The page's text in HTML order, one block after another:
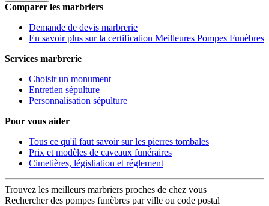
Comparer les marbriers
Demande de devis marbrerie
En savoir plus sur la certification Meilleures Pompes Funèbres
Services marbrerie
Choisir un monument
Entretien sépulture
Personnalisation sépulture
Pour vous aider
Tous ce qu'il faut savoir sur les pierres tombales
Prix et modèles de caveaux funéraires
Cimetières, législiation et réglement
Trouvez les meilleurs marbriers proches de chez vous
Rechercher des pompes funèbres par ville ou code postal